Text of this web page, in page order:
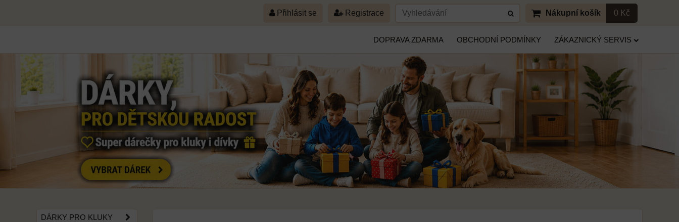
Přihlásit se Registrace Nákupní košík 0 Kč
DOPRAVA ZDARMA OBCHODNÍ PODMÍNKY ZÁKAZNICKÝ SERVIS
DÁRKY PRO KLUKY